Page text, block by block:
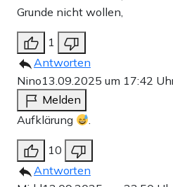
Grunde nicht wollen,
1
Antworten
Nino13.09.2025 um 17:42
Melden
Aufklärung
.
10
Antworten